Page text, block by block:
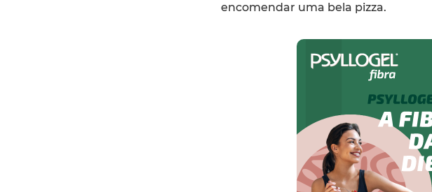
encomendar uma bela pizza.